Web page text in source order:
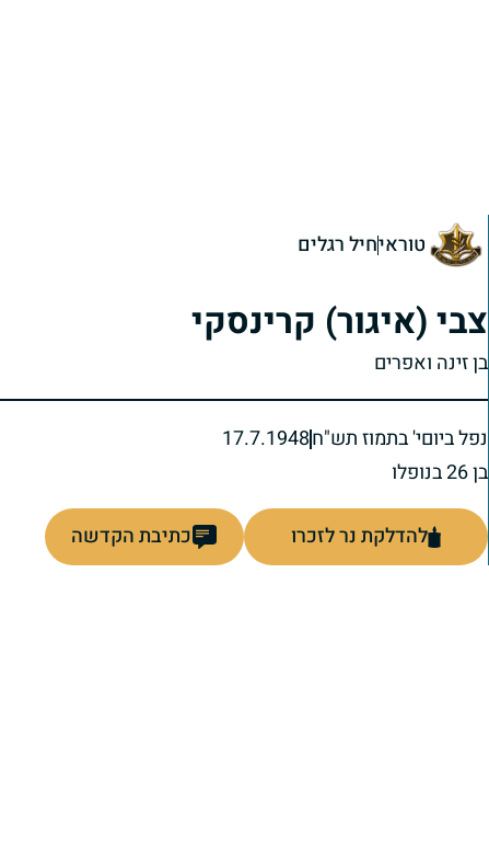
טוראיחיל רגלים
צבי (איגור) קרינסקי
בן זינה ואפרים
נפל ביוםי' בתמוז תש"ח17.7.1948
בן 26 בנופלו
להדלקת נר לזכרו כתיבת הקדשה